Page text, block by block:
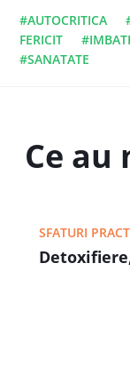
#AUTOCRITICA
FERICIT
#SANATATE
Ce
SFATURI